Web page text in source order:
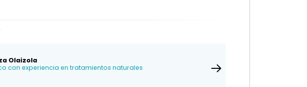
Olaizola
con experiencia en tratamientos naturales